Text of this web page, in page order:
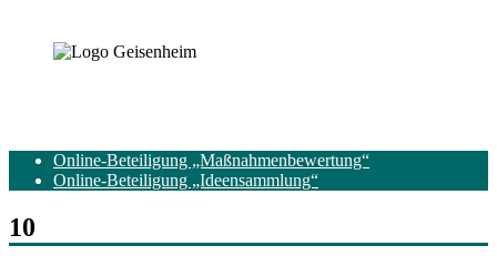
Online-Beteiligung „Maßnahmenbewertung“
Online-Beteiligung „Ideensammlung“
10